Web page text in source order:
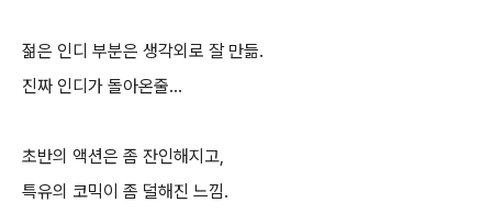
젊은 인디 부분은 생각외로 잘 만듦.
진짜 인디가 돌아온줄...
초반의 액션은 좀 잔인해지고,
특유의 코믹이 좀 덜해진 느낌.